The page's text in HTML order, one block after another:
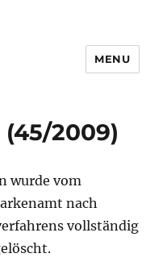
MENU
2009)
wurde vom
nach
vollständig